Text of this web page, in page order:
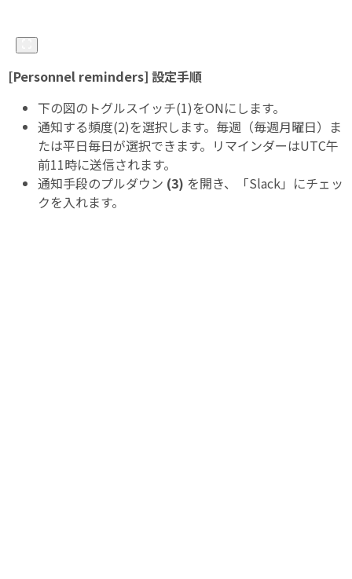
[Personnel reminders] 設定手順
下の図のトグルスイッチ(1)をONにします。
通知する頻度(2)を選択します。毎週（毎週月曜日）ま
たは平日毎日が選択できます。リマインダーはUTC午
前11時に送信されます。
通知手段のプルダウン (3) を開き、「Slack」にチェッ
クを入れます。